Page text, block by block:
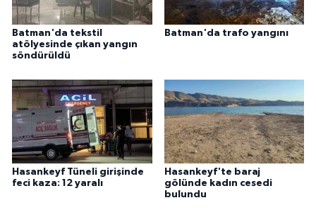
Batman'da tekstil
atölyesinde çıkan yangın
söndürüldü
Batman'da trafo yangını
Hasankeyf Tüneli girişinde
feci kaza: 12 yaralı
Hasankeyf'te baraj
gölünde kadın cesedi
bulundu